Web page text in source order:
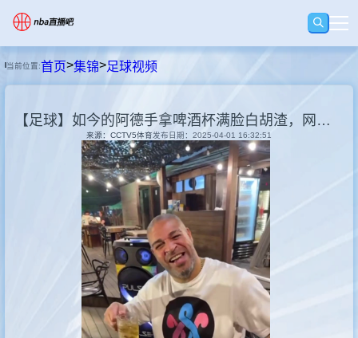
足球直播
篮球直播
足球录像
篮球录像
集锦
当前位置:首页>集锦>足球视频
【足球】如今的阿德手拿啤酒杯满脸白胡渣，网友：但笑容真的很治愈
来源：CCTV5体育发布日期：2025-04-01 16:32:51